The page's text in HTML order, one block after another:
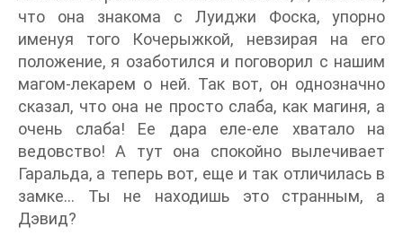
что она знакома с Луиджи Фоска, упорно
именуя того Кочерыжкой, невзирая на его
положение, я озаботился и поговорил с нашим
магом-лекарем о ней. Так вот, он однозначно
сказал, что она не просто слаба, как магиня, а
очень слаба! Ее дара еле-еле хватало на
ведовство! А тут она спокойно вылечивает
Гаральда, а теперь вот, еще и так отличилась в
замке… Ты не находишь это странным, а
Дэвид?